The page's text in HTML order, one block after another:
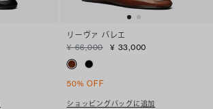
リーヴァ バレエ
¥ 66,000
¥ 33,000
50% OFF
ショッピングバッグに追加